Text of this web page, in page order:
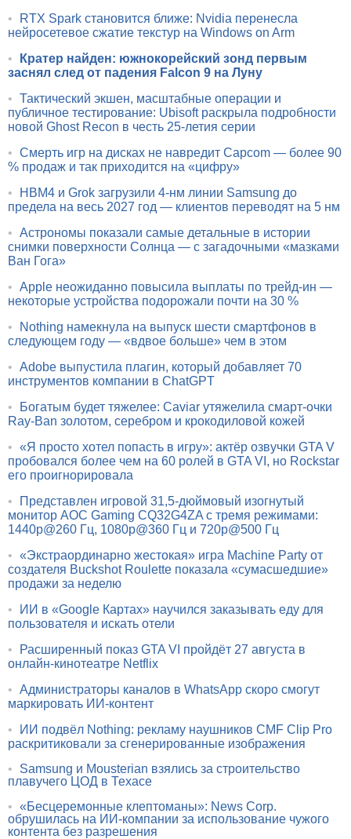
•
RTX Spark становится ближе: Nvidia перенесла
нейросетевое сжатие текстур на Windows on Arm
•
Кратер найден: южнокорейский зонд первым
заснял след от падения Falcon 9 на Луну
• Тактический экшен, масштабные операции и
публичное тестирование: Ubisoft раскрыла подробности
новой Ghost Recon в честь 25-летия серии
• Смерть игр на дисках не навредит Capcom — более 90
% продаж и так приходится на «цифру»
•
HBM4 и Grok загрузили 4-нм линии Samsung до
предела на весь 2027 год — клиентов переводят на 5 нм
• Астрономы показали самые детальные в истории
снимки поверхности Солнца — с загадочными «мазками
Ван Гога»
• Apple неожиданно повысила выплаты по трейд-ин —
некоторые устройства подорожали почти на 30 %
•
Nothing намекнула на выпуск шести смартфонов в
следующем году — «вдвое больше» чем в этом
• Adobe выпустила плагин, который добавляет 70
инструментов компании в ChatGPT
•
Богатым будет тяжелее: Caviar утяжелила смарт-очки
Ray-Ban золотом, серебром и крокодиловой кожей
• «Я просто хотел попасть в игру»: актёр озвучки GTA V
пробовался более чем на 60 ролей в GTA VI, но Rockstar
его проигнорировала
•
Представлен игровой 31,5-дюймовый изогнутый
монитор AOC Gaming CQ32G4ZA с тремя режимами:
1440p@260 Гц, 1080p@360 Гц и 720p@500 Гц
• «Экстраординарно жестокая» игра Machine Party от
создателя Buckshot Roulette показала «сумасшедшие»
продажи за неделю
•
ИИ в «Google Картах» научился заказывать еду для
пользователя и искать отели
•
Расширенный показ GTA VI пройдёт 27 августа в
онлайн-кинотеатре Netflix
• Администраторы каналов в WhatsApp скоро смогут
маркировать ИИ-контент
•
ИИ подвёл Nothing: рекламу наушников CMF Clip Pro
раскритиковали за сгенерированные изображения
•
Samsung и Mousterian взялись за строительство
плавучего ЦОД в Техасе
• «Бесцеремонные клептоманы»: News Corp.
обрушилась на ИИ-компании за использование чужого
контента без разрешения